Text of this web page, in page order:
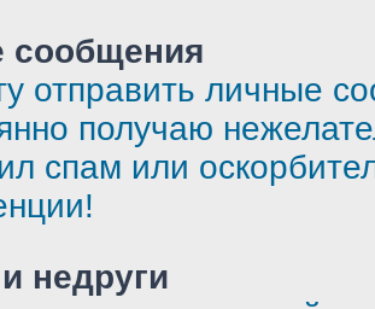
сообщения
отправить личные
получаю
спам или
недруги